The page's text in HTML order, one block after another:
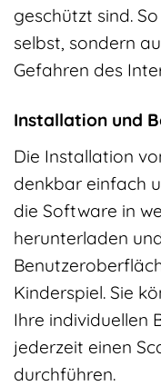
geschützt sind.
selbst, sondern
Gefahren des
Installation und
Die Installation
denkbar einfach
die Software in
herunterladen
Kinderspiel. Sie
Ihre individuellen
jederzeit einen
durchführen.